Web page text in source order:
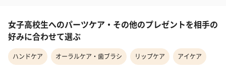
女子高校生へのパーツケア・その他のプレゼントを相手の
好みに合わせて選ぶ
ハンドケア オーラルケア・歯ブラシ リップケア アイケア